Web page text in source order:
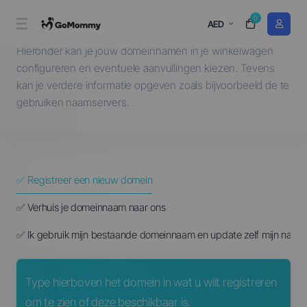
AED
0
Kies een domein...
Hieronder kan je jouw domeinnamen in je winkelwagen
configureren en eventuele aanvullingen kiezen. Tevens
kan je verdere informatie opgeven zoals bijvoorbeeld de te
gebruiken naamservers.
✅ Registreer een nieuw domein
✅ Verhuis je domeinnaam naar ons
✅ Ik gebruik mijn bestaande domeinnaam en update zelf mijn
Type hierboven het domein in wat u wilt registreren
om te zien of deze beschikbaar is.